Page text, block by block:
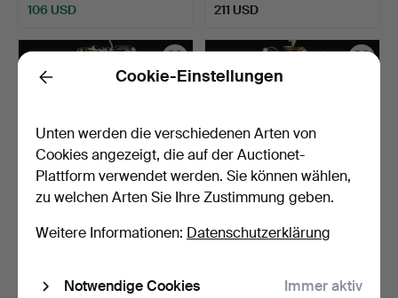
106 USD 211 USD
KRONLEUCHTER, im
2 Gebote
KRONLEUCHTER, Rokoko-
Back Cookie-Einstellungen
Unten werden die verschiedenen Arten von
Cookies angezeigt, die auf der Auctionet-
Plattform verwendet werden. Sie können wählen,
zu welchen Arten Sie Ihre Zustimmung geben.
Weitere Informationen: Datenschutzerklärung
Notwendige Cookies Immer aktiv